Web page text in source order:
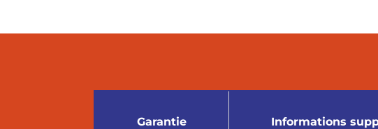
Garantie Informations